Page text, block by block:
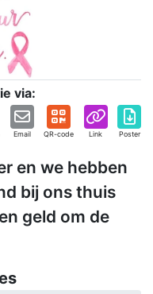
via:
Email QR-code Link Poster
en we hebben
bij ons thuis
geld om de